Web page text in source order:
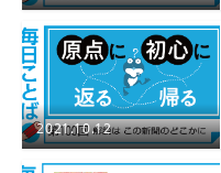
2021.10.12